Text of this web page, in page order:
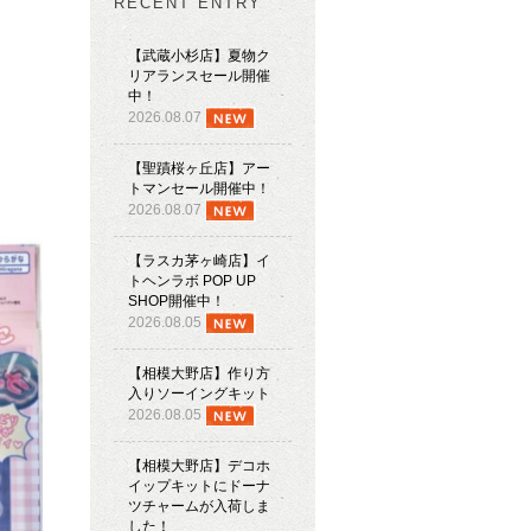
【武蔵小杉店】夏物ク
リアランスセール開催
中！
2026.08.07
【聖蹟桜ヶ丘店】アー
トマンセール開催中！
2026.08.07
【ラスカ茅ヶ崎店】イ
トヘンラボ POP UP
SHOP開催中！
2026.08.05
【相模大野店】作り方
入りソーイングキット
2026.08.05
【相模大野店】デコホ
イップキットにドーナ
ツチャームが入荷しま
した！